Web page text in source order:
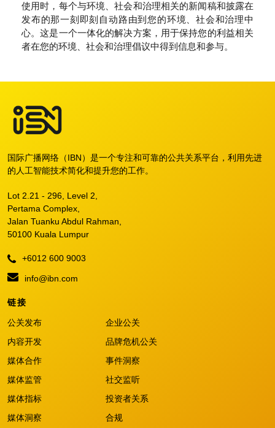
使用时，每个与环境、社会和治理相关的新闻稿和披露在
发布的那一刻即刻自动路由到您的环境、社会和治理中
心。这是一个一体化的解决方案，用于保持您的利益相关
者在您的环境、社会和治理倡议中得到信息和参与。
国际广播网络（IBN）是一个专注和可靠的公共关系平台，利用先进
的人工智能技术简化和提升您的工作。
Lot 2.21 - 296, Level 2,
Pertama Complex,
Jalan Tuanku Abdul Rahman,
50100 Kuala Lumpur
+6012 600 9003
info@ibn.com
链接
公关发布
内容开发
媒体合作
媒体监管
媒体指标
媒体洞察
企业公关
品牌危机公关
事件洞察
社交监听
投资者关系
合规